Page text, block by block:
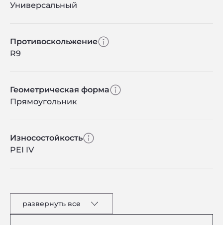
Универсальный
Противоскольжение
R9
Геометрическая форма
Прямоугольник
Износостойкость
PEI IV
развернуть все